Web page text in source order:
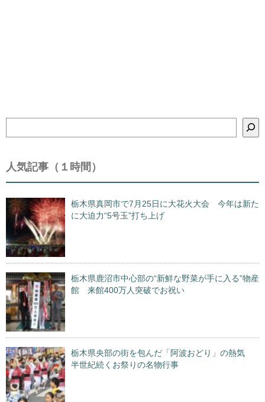
人気記事（１時間）
栃木県真岡市で7月25日に大花火大会 今年は新た
に大迫力“5号玉”打ち上げ
栃木県鹿沼市中心部の“新鮮な野菜が手に入る”物産
館 来館400万人突破でお祝い
栃木県央部の街を包んだ「阿波おどり」の熱気
半世紀続くお祭りの名物行事